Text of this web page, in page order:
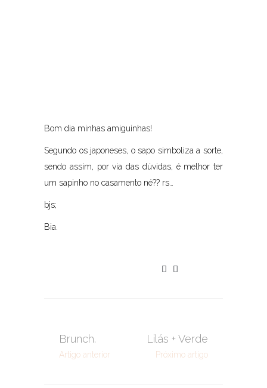
Bom dia minhas amiguinhas!
Segundo os japoneses, o sapo simboliza a sorte,
sendo assim, por via das dúvidas, é melhor ter
um sapinho no casamento né?? rs…
bjs;
Bia.
Brunch.
Artigo anterior
Lilás + Verde
Próximo artigo